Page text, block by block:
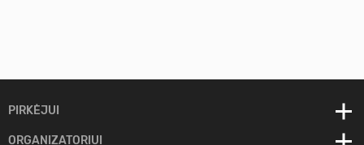
PIRKĖJUI
E - bilietas
ORGANIZATORIUI